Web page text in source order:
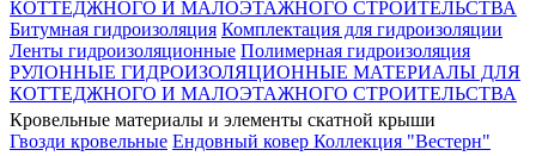
КОТТЕДЖНОГО И МАЛОЭТАЖНОГО СТРОИТЕЛЬСТВА
Битумная гидроизоляция Комплектация для гидроизоляции
Ленты гидроизоляционные Полимерная гидроизоляция
РУЛОННЫЕ ГИДРОИЗОЛЯЦИОННЫЕ МАТЕРИАЛЫ ДЛЯ
КОТТЕДЖНОГО И МАЛОЭТАЖНОГО СТРОИТЕЛЬСТВА
Кровельные материалы и элементы скатной крыши
Гвозди кровельные Ендовный ковер Коллекция "Вестерн"